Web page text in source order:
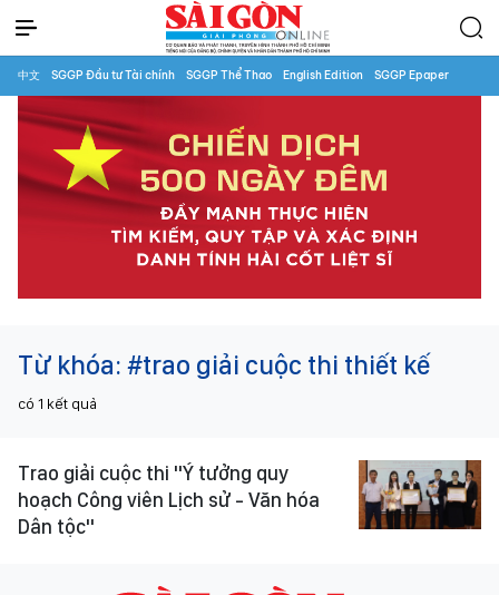
中文 SGGP Đầu tư Tài chính SGGP Thể Thao English Edition SGGP Epaper
Từ khóa: #trao giải cuộc thi thiết kế
có 1 kết quả
Trao giải cuộc thi "Ý tưởng quy
hoạch Công viên Lịch sử - Văn hóa
Dân tộc"